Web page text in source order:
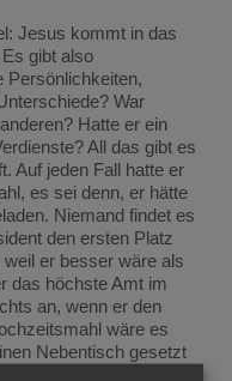
Jesus kommt in das
gibt also
Persönlichkeiten,
War
Hatte er ein
All das gibt es
Auf jeden Fall hatte er
es sei denn, er hätte
Niemand findet es
den ersten Platz
er besser wäre als
das höchste Amt im
an, wenn er den
wäre es
Nebentisch gesetzt